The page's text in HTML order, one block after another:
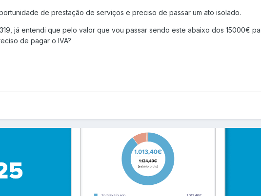
de prestação de serviços e preciso de passar um ato isolado.
já entendi que pelo valor que vou passar sendo este abaixo dos 15000€
de pagar o IVA?